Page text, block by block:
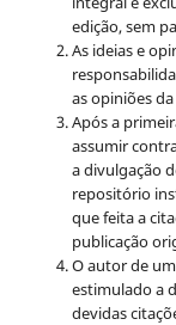
edição, sem
As ideias e
as opiniões
Após a
assumir
a divulgação
repositório
que feita a
publicação
O autor de
estimulado a
devidas